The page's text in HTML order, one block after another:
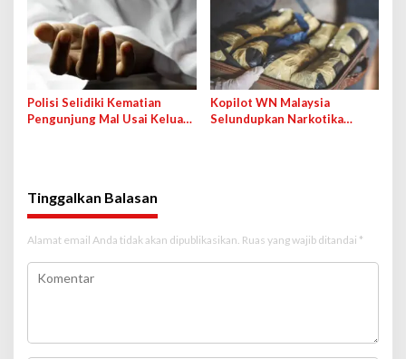
Polisi Selidiki Kematian
Pengunjung Mal Usai Keluar
Kopilot WN Malaysia
Selundupkan Narkotika
Tinggalkan Balasan
Alamat email Anda tidak akan dipublikasikan. Ruas yang wajib ditandai *